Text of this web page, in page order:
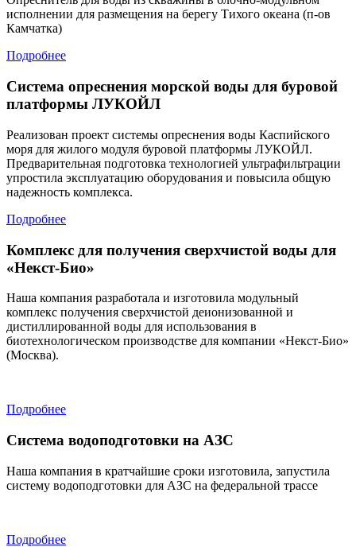
исполнении для размещения на берегу Тихого океана (п-ов
Камчатка)
Подробнее
Система опреснения морской воды для буровой
платформы ЛУКОЙЛ
Реализован проект системы опреснения воды Каспийского
моря для жилого модуля буровой платформы ЛУКОЙЛ.
Предварительная подготовка технологией ультрафильтрации
упростила эксплуатацию оборудования и повысила общую
надежность комплекса.
Подробнее
Комплекс для получения сверхчистой воды для
«Некст-Био»
Наша компания разработала и изготовила модульный
комплекс получения сверхчистой деионизованной и
дистиллированной воды для использования в
биотехнологическом производстве для компании «Некст-Био»
(Москва).
Подробнее
Система водоподготовки на АЗС
Наша компания в кратчайшие сроки изготовила, запустила
систему водоподготовки для АЗС на федеральной трассе
Подробнее